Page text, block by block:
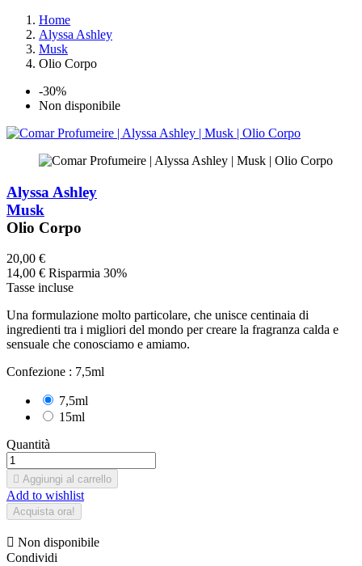
Home
Alyssa Ashley
Musk
Olio Corpo
-30%
Non disponibile
Alyssa Ashley
Musk
Olio Corpo
20,00 €
14,00 € Risparmia 30%
Tasse incluse
Una formulazione molto particolare, che unisce centinaia di
ingredienti tra i migliori del mondo per creare la fragranza calda e
sensuale che conosciamo e amiamo.
Confezione : 7,5ml
7,5ml
15ml
Quantità
 Aggiungi al carrello
Add to wishlist
Acquista ora!
 Non disponibile
Condividi